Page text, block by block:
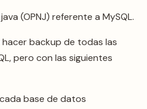
(OPNJ) referente a MySQL.
hacer backup de todas las
pero con las siguientes
base de datos